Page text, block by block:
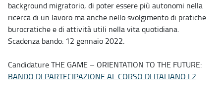
background migratorio, di poter essere più autonomi nella
ricerca di un lavoro ma anche nello svolgimento di pratiche
burocratiche e di attività utili nella vita quotidiana.
Scadenza bando: 12 gennaio 2022.
Candidature THE GAME – ORIENTATION TO THE FUTURE:
BANDO DI PARTECIPAZIONE AL CORSO DI ITALIANO L2.